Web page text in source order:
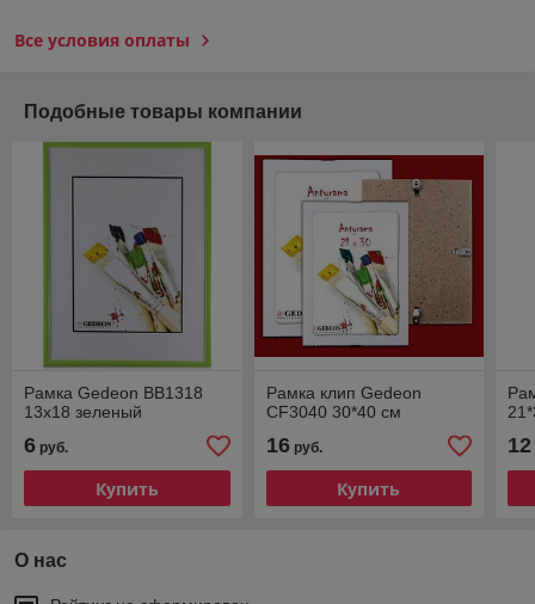
Все условия оплаты
Подобные товары компании
Рамка Gedeon BB1318
13х18 зеленый
6 руб.
Купить
Рамка клип Gedeon
CF3040 30*40 см
16руб.
Купить
12
О нас